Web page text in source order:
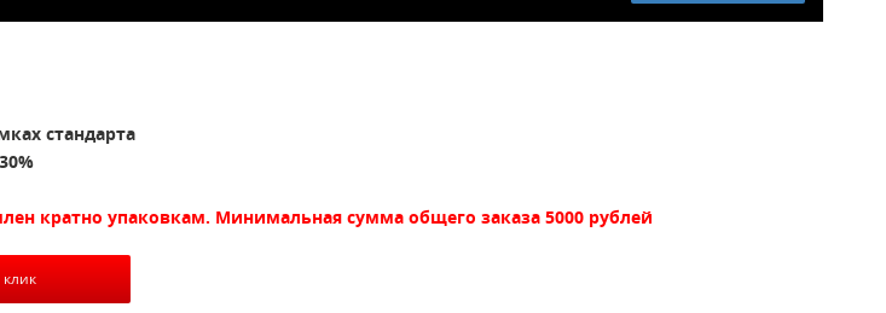
стандарта
30%
кратно упаковкам. Минимальная сумма общего заказа 5000 рублей
клик